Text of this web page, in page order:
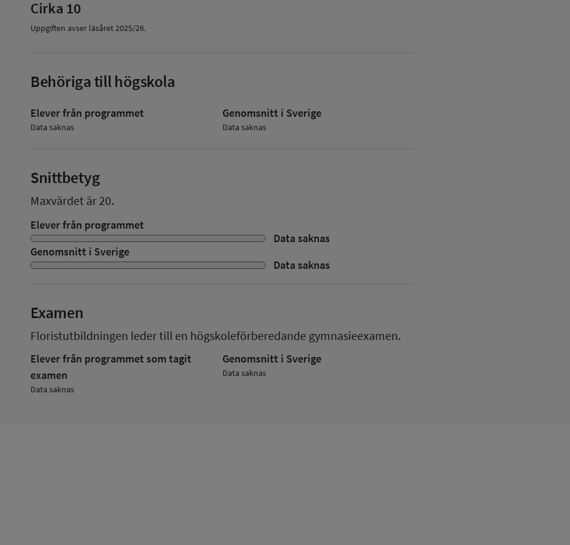
Cirka 10
Uppgiften avser läsåret2025/26.
Behöriga till högskola
Elever från programmet
Data saknas
Genomsnitt i Sverige
Data saknas
Snittbetyg
Maxvärdet är 20.
Elever från programmet
Data saknas
Genomsnitt i Sverige
Data saknas
Examen
Floristutbildningen leder till en högskoleförberedande gymnasieexamen.
Elever från programmet som tagit
examen
Data saknas
Genomsnitt i Sverige
Data saknas